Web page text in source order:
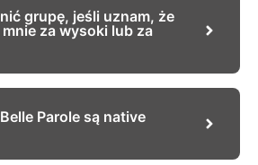
grupę, jeśli uznam, że
za wysoki lub za
Parole są native